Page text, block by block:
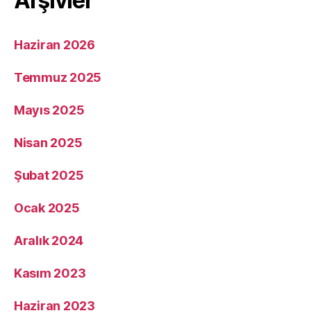
Haziran 2026
Temmuz 2025
Mayıs 2025
Nisan 2025
Şubat 2025
Ocak 2025
Aralık 2024
Kasım 2023
Haziran 2023